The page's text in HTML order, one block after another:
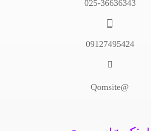
025-36636343
09127495424
@Qomsite